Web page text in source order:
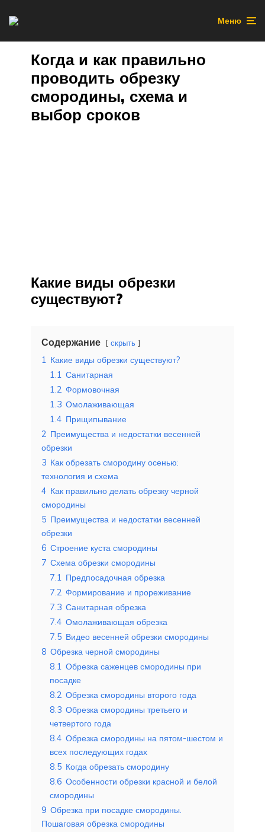
Меню
Когда и как правильно
проводить обрезку
смородины, схема и
выбор сроков
Какие виды обрезки
существуют?
Содержание скрыть
1 Какие виды обрезки существуют?
1.1 Санитарная
1.2 Формовочная
1.3 Омолаживающая
1.4 Прищипывание
2 Преимущества и недостатки весенней
обрезки
3 Как обрезать смородину осенью:
технология и схема
4 Как правильно делать обрезку черной
смородины
5 Преимущества и недостатки весенней
обрезки
6 Строение куста смородины
7 Схема обрезки смородины
7.1 Предпосадочная обрезка
7.2 Формирование и прореживание
7.3 Санитарная обрезка
7.4 Омолаживающая обрезка
7.5 Видео весенней обрезки смородины
8 Обрезка черной смородины
8.1 Обрезка саженцев смородины при
посадке
8.2 Обрезка смородины второго года
8.3 Обрезка смородины третьего и
четвертого года
8.4 Обрезка смородины на пятом-шестом и
всех последующих годах
8.5 Когда обрезать смородину
8.6 Особенности обрезки красной и белой
смородины
9 Обрезка при посадке смородины.
Пошаговая обрезка смородины